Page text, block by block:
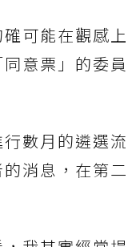
可能在觀感上
意票」的委員
數月的遴選流
消息，在第二